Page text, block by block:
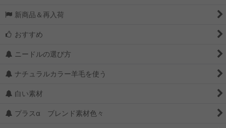
新商品＆再入荷
おすすめ
ニードルの選び方
ナチュラルカラー羊毛を使う
白い素材
プラスα ブレンド素材色々